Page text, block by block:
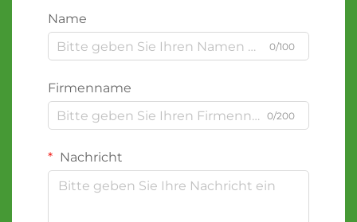
Name
0/100
Firmenname
0/200
Nachricht